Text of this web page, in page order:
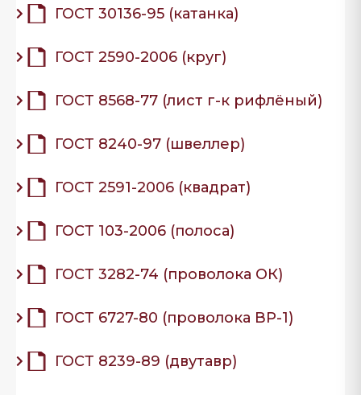
ГОСТ 30136-95 (катанка)
ГОСТ 2590-2006 (круг)
ГОСТ 8568-77 (лист г-к рифлёный)
ГОСТ 8240-97 (швеллер)
ГОСТ 2591-2006 (квадрат)
ГОСТ 103-2006 (полоса)
ГОСТ 3282-74 (проволока ОК)
ГОСТ 6727-80 (проволока ВР-1)
ГОСТ 8239-89 (двутавр)